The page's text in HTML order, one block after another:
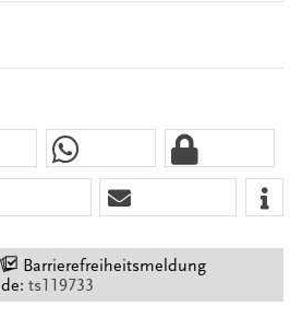
Barrierefreiheitsmeldung
ts119733